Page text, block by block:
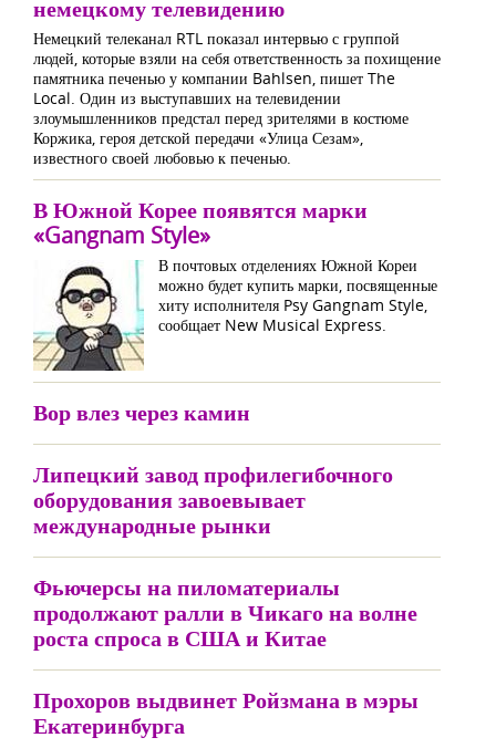
немецкому телевидению
Немецкий телеканал RTL показал интервью с группой
людей, которые взяли на себя ответственность за похищение
памятника печенью у компании Bahlsen, пишет The
Local. Один из выступавших на телевидении
злоумышленников предстал перед зрителями в костюме
Коржика, героя детской передачи «Улица Сезам»,
известного своей любовью к печенью.
В Южной Корее появятся марки
«Gangnam Style»
В почтовых отделениях Южной Кореи
можно будет купить марки, посвященные
хиту исполнителя Psy Gangnam Style,
сообщает New Musical Express.
Вор влез через камин
Липецкий завод профилегибочного
оборудования завоевывает
международные рынки
Фьючерсы на пиломатериалы
продолжают ралли в Чикаго на волне
роста спроса в США и Китае
Прохоров выдвинет Ройзмана в мэры
Екатеринбурга